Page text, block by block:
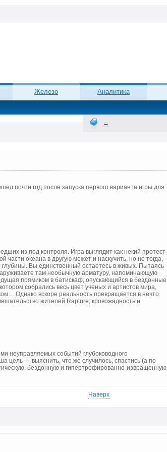
Железо Аналитика
почти год после запуска первого варианта игры для
из под контроля. Игра выглядит как некий протест
части океана в другую может и наскучить, но не тогда,
глубины. Вы единственный остаетесь в живых. Пытаясь
там необычную арматуру, напоминающую
прямиком в батискаф, опускающийся в бездонные
собрались весь цвет ученых и артистов мира,
Однако вскоре реальность превращается в нечто
жителей Rapture, кровожадность и
неуправляемых событий глубоководного
цель — выяснить, что же случилось, спастись (а по
бездонную и гипертрофированно-извращенную
Наверх